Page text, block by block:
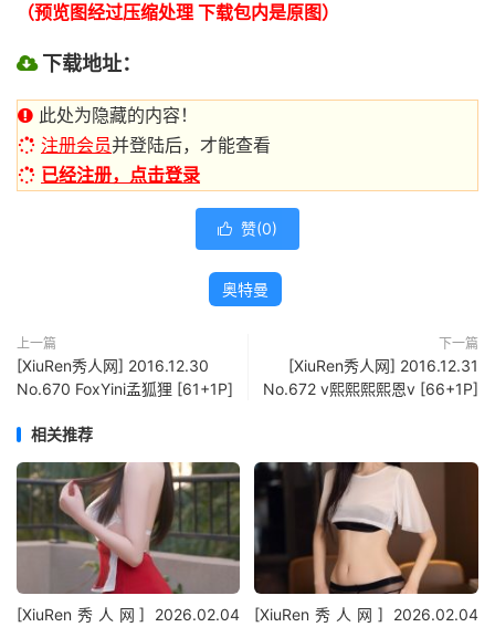
（预览图经过压缩处理 下载包内是原图）
下载地址：
此处为隐藏的内容！
注册会员并登陆后，才能查看
已经注册，点击登录
 赞(0)
奥特曼
上一篇
[XiuRen秀人网] 2016.12.30
No.670 FoxYini孟狐狸 [61+1P]
下一篇
[XiuRen秀人网] 2016.12.31
No.672 v熙熙熙熙恩v [66+1P]
相关推荐
[XiuRen秀人网] 2026.02.04
[XiuRen秀人网] 2026.02.04